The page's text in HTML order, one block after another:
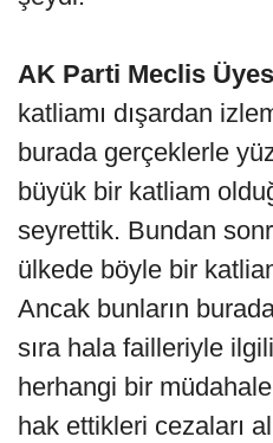
AK Parti Meclis
katliamı dışardan
burada gerçeklerle
büyük bir katliam
seyrettik. Bundan
ülkede böyle bir
Ancak bunların
sıra hala failleriyle
herhangi bir
hak ettikleri cezaları